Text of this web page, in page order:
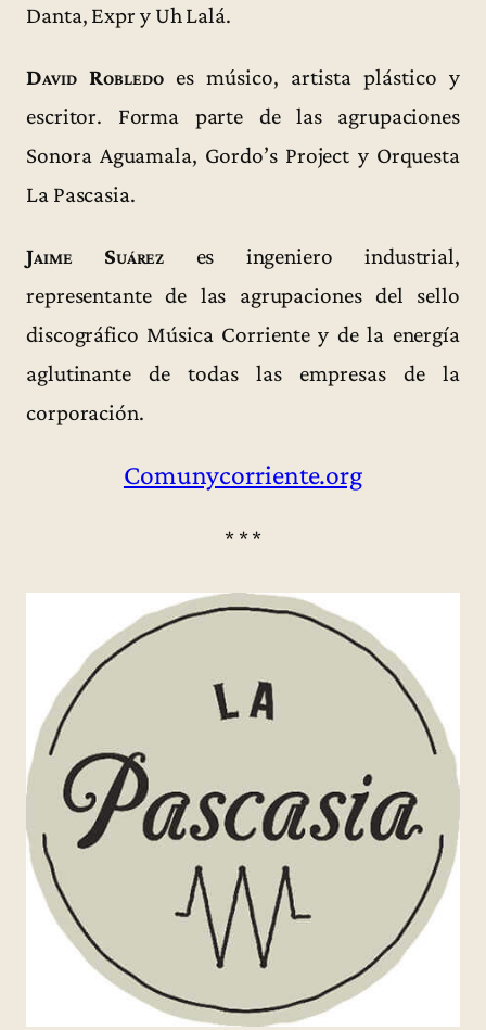
Danta, Expr y Uh Lalá.
David Robledoes músico, artista plástico y
escritor. Forma parte de las agrupaciones
Sonora Aguamala, Gordo’s Project y Orquesta
La Pascasia.
Jaime Suárez es ingeniero industrial,
representante de las agrupaciones del sello
discográfico Música Corriente y de la energía
aglutinante de todas las empresas de la
corporación.
Comunycorriente.org
* * *